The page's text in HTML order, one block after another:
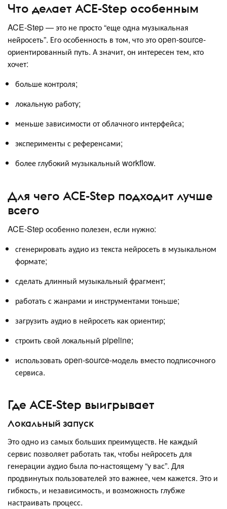
Что делает ACE-Step особенным
ACE-Step — это не просто “еще одна музыкальная
нейросеть”. Его особенность в том, что это open-source-
ориентированный путь. А значит, он интересен тем, кто
хочет:
больше контроля;
локальную работу;
меньше зависимости от облачного интерфейса;
эксперименты с референсами;
более глубокий музыкальный workflow.
Для чего ACE-Step подходит лучше
всего
ACE-Step особенно полезен, если нужно:
сгенерировать аудио из текста нейросеть в музыкальном
формате;
сделать длинный музыкальный фрагмент;
работать с жанрами и инструментами тоньше;
загрузить аудио в нейросеть как ориентир;
строить свой локальный pipeline;
использовать open-source-модель вместо подписочного
сервиса.
Где ACE-Step выигрывает
Локальный запуск
Это одно из самых больших преимуществ. Не каждый
сервис позволяет работать так, чтобы нейросеть для
генерации аудио была по-настоящему “у вас”. Для
продвинутых пользователей это важнее, чем кажется. Это и
гибкость, и независимость, и возможность глубже
настраивать процесс.